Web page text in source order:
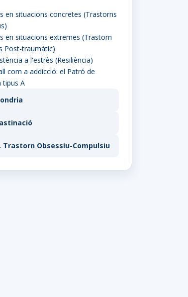
en situacions concretes (Trastorns
en situacions extremes (Trastorn
Post-traumàtic)
a l'estrès (Resiliència)
com a addicció: el Patró de
tipus A
Trastorn Obsessiu-Compulsiu